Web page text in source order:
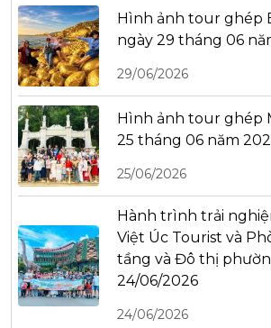
Hình ảnh tour ghép
ngày 29 tháng 06
29/06/2026
Hình ảnh tour ghép
25 tháng 06 năm
25/06/2026
Hành trình trải
Việt Úc Tourist và
tầng và Đô thị
24/06/2026
24/06/2026